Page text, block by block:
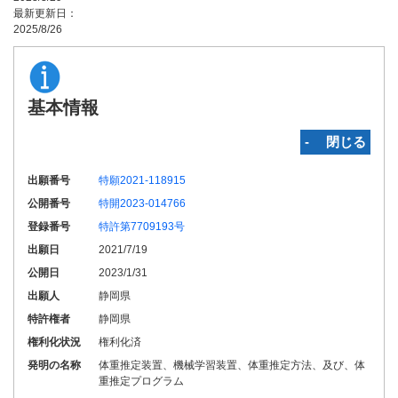
最新更新日：
2025/8/26
基本情報
‐ 閉じる
出願番号
特願2021-118915
公開番号
特開2023-014766
登録番号
特許第7709193号
出願日
2021/7/19
公開日
2023/1/31
出願人
静岡県
特許権者
静岡県
権利化状況
権利化済
発明の名称
体重推定装置、機械学習装置、体重推定方法、及び、体
重推定プログラム